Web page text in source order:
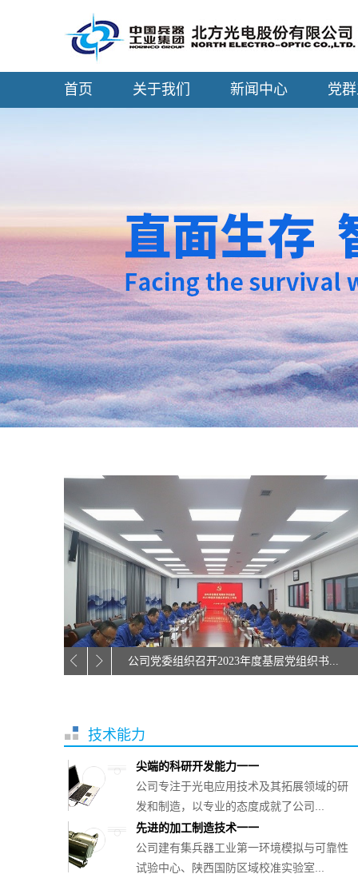
首页 关于我们 新闻中心 党
公司党委组织召开2023年度基层党组织书...
技术能力
尖端的科研开发能力一一
公司专注于光电应用技术及其拓展领域的研
发和制造，以专业的态度成就了公司...
先进的加工制造技术一一
公司建有集兵器工业第一环境模拟与可靠性
试验中心、陕西国防区域校准实验室...